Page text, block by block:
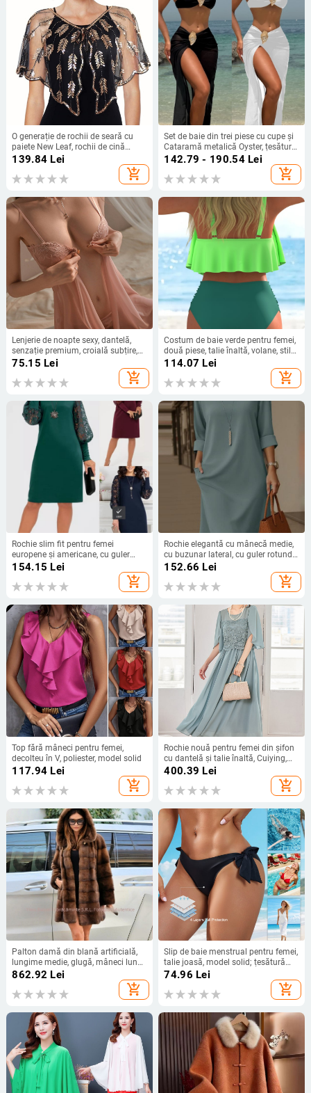
O generație de rochii de seară cu
paiete New Leaf, rochii de cină
europene și americane, șal Amazon
139.84 Lei
add_shopping_cart
Set de baie din trei piese cu cupe și
Cataramă metalică Oyster, țesătură
poliester, căptușeală poliester cu
18% elastan, greutate țesătură 230
g
142.79 - 190.54Lei
add_shopping_cart
Lenjerie de noapte sexy, dantelă,
senzație premium, croială subțire,
pentru sâni mici, rochie de noapte
75.15 Lei
add_shopping_cart
Costum de baie verde pentru femei,
două piese, talie înaltă, volane, stil
European-American
114.07 Lei
add_shopping_cart
Rochie slim fit pentru femei
europene și americane, cu guler
înalt, mânecă lungă, cu mânecă
transfrontalieră
154.15 Lei
add_shopping_cart
Rochie elegantă cu mânecă medie,
cu buzunar lateral, cu guler rotund,
versatilă, de culoare solidă, din
152.66 Lei
add_shopping_cart
Top fără mâneci pentru femei,
decolteu în V, poliester, model solid
117.94 Lei
add_shopping_cart
Rochie nouă pentru femei din șifon
cu dantelă și talie înaltă, Cuiying,
Cuiying, rochie lungă elegantă cu
400.39 Lei
add_shopping_cart
Palton damă din blană artificială,
lungime medie, glugă, mâneci lungi,
stil elegant
862.92 Lei
add_shopping_cart
Slip de baie menstrual pentru femei,
talie joasă, model solid; țesătură
principală nylon 85%, căptușeală
74.96 Lei
add_shopping_cart